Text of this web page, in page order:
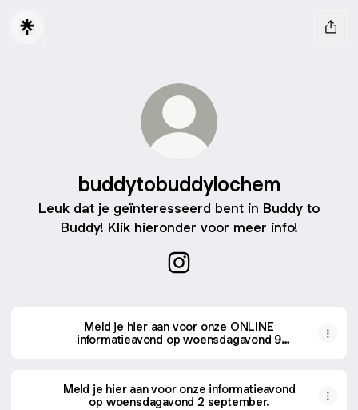
buddytobuddylochem
Leuk dat je geïnteresseerd bent in Buddy to
Buddy! Klik hieronder voor meer info!
Meld je hier aan voor onze ONLINE
informatieavond op woensdagavond 9
Meld je hier aan voor onze informatieavond
op woensdagavond 2 september.